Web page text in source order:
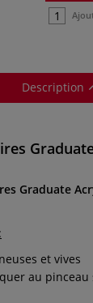
Description
Graduate
et vives
au